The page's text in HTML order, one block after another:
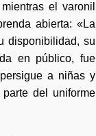
el varonil
abierta: «La
disponibilidad, su
en público, fue
a niñas y
del uniforme